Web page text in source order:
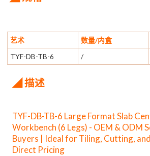
艺术 数量/内盒
TYF-DB-TB-6
/
◢ 描述
TYF-DB-TB-6 Large Format Slab
Workbench (6 Legs) - OEM & ODM
Buyers | Ideal for Tiling, Cutting,
Direct Pricing